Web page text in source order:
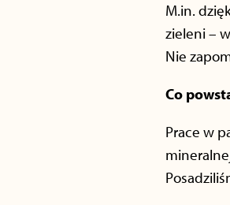
M.in.
zieleni –
Nie
Co
Prace w